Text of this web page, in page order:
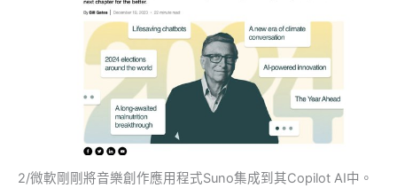
2/微軟剛剛將音樂創作應用程式Suno集成到其Copilot AI中。